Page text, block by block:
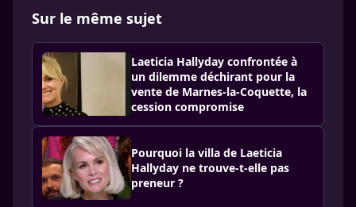
Sur le même sujet
Laeticia Hallyday confrontée à
un dilemme déchirant pour la
vente de Marnes-la-Coquette, la
cession compromise
Pourquoi la villa de Laeticia
Hallyday ne trouve-t-elle pas
preneur ?